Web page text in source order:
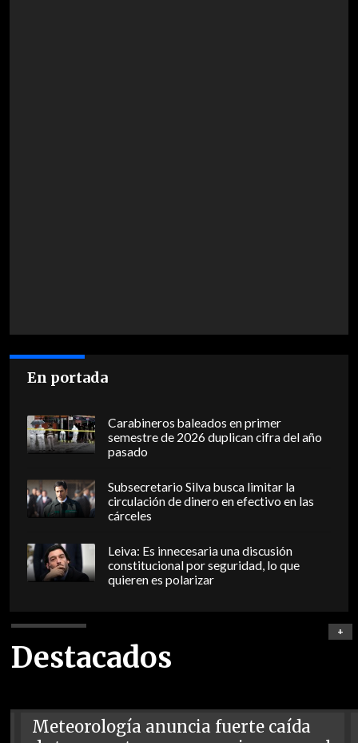
En portada
Carabineros baleados en primer
semestre de 2026 duplican cifra del año
pasado
Subsecretario Silva busca limitar la
circulación de dinero en efectivo en las
cárceles
Leiva: Es innecesaria una discusión
constitucional por seguridad, lo que
quieren es polarizar
Destacados
+
Meteorología anuncia fuerte caída